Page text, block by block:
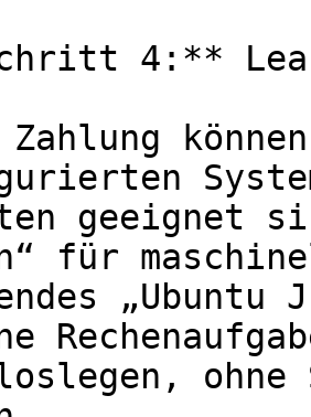
4:**
Zahlung
geeignet
für
ohne